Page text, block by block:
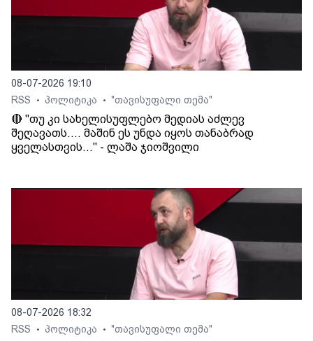
08-07-2026 19:10
RSS
• პოლიტიკა • "თავისუფალი თემა"
🔴 "თუ კი სახელისუფლებო მედიას აძლევ
შეღავათს.... მაშინ ეს უნდა იყოს თანაბრად
ყველასთვის..." - ლაშა ჯიოშვილი
08-07-2026 18:32
RSS
• პოლიტიკა • "თავისუფალი თემა"